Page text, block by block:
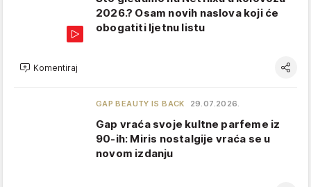
2026.? Osam novih naslova koji će
obogatiti ljetnu listu
Komentiraj
GAP BEAUTY IS BACK 29.07.2026.
Gap vraća svoje kultne parfeme iz
90-ih: Miris nostalgije vraća se u
novom izdanju